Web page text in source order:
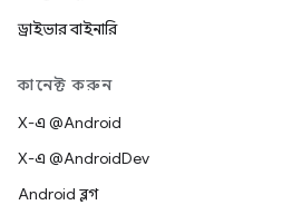
ড্রাইভার বাইনারি
কানেক্ট করুন
X-এ @Android
X-এ @AndroidDev
Android ব্লগ